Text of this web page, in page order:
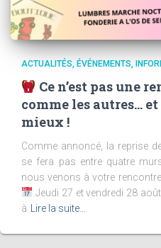
ACTUALITÉS ÉVÉNEMENTS
Ce n’est pas une
comme les autres… et
mieux !
Comme annoncé, la reprise
se fera pas entre quatre
nous venons à votre
Jeudi 27 et vendredi 28
à
Lire la suite…